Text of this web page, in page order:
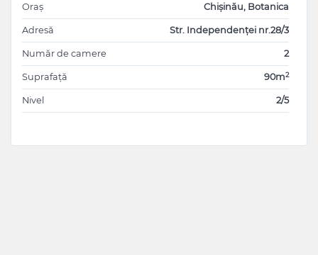
Oraș Chișinău, Botanica
Adresă Str. Independenței nr.28/3
Număr de camere 2
Suprafață 90m2
Nivel 2/5